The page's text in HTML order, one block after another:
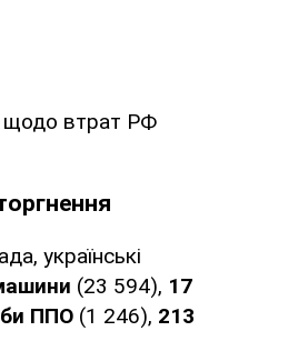
щодо втрат РФ
українські
(23 594), 17
ППО (1 246), 213